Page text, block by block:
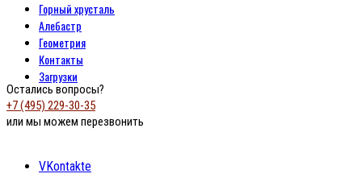
Горный хрусталь
Алебастр
Геометрия
Контакты
Загрузки
Остались вопросы?
+7 (495) 229-30-35
или мы можем перезвонить
VKontakte